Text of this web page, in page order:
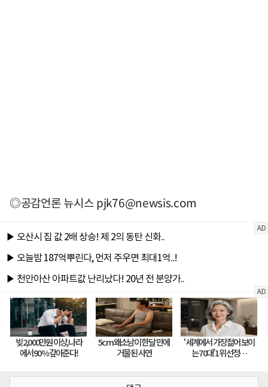
◎공감언론 뉴시스pjk76@newsis.com